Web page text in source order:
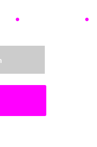
. .